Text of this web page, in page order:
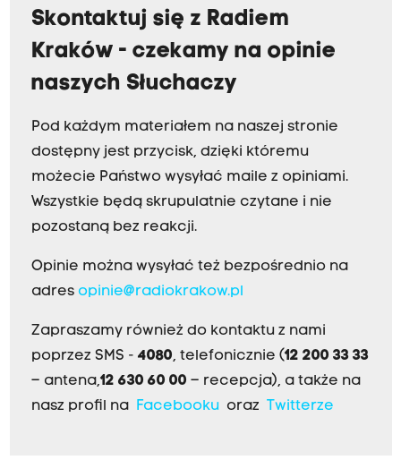
Skontaktuj się z Radiem
Kraków - czekamy na opinie
naszych Słuchaczy
Pod każdym materiałem na naszej stronie
dostępny jest przycisk, dzięki któremu
możecie Państwo wysyłać maile z opiniami.
Wszystkie będą skrupulatnie czytane i nie
pozostaną bez reakcji.
Opinie można wysyłać też bezpośrednio na
adres opinie@radiokrakow.pl
Zapraszamy również do kontaktu z nami
poprzez SMS - 4080, telefonicznie (12 200 33 33
– antena,12 630 60 00 – recepcja), a także na
nasz profil na Facebookuoraz Twitterze